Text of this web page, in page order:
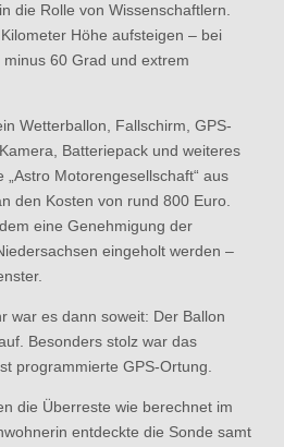
die Rolle von Wissenschaftlern.
Höhe aufsteigen – bei
60 Grad und extrem
Wetterballon, Fallschirm, GPS-
Batteriepack und weiteres
Motorengesellschaft“ aus
den Kosten von rund 800 Euro.
eine Genehmigung der
eingeholt werden –
war es dann soweit: Der Ballon
Besonders stolz war das
programmierte GPS-Ortung.
die Überreste wie berechnet im
entdeckte die Sonde samt